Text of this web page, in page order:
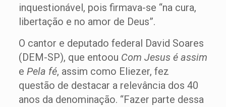
inquestionável, pois firmava-se “na cura,
libertação e no amor de Deus”.
O cantor e deputado federal David Soares
(DEM-SP), que entoou Com Jesus é assim
e Pela fé, assim como Eliezer, fez
questão de destacar a relevância dos 40
anos da denominação. “Fazer parte dessa